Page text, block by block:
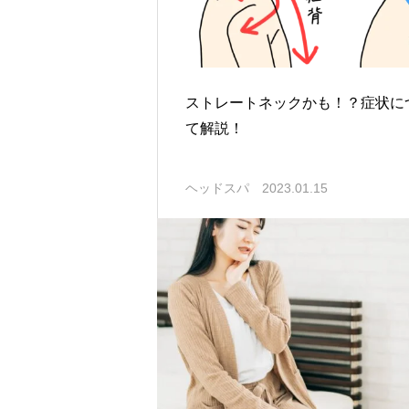
ストレートネックかも！？症状に
て解説！
ヘッドスパ 2023.01.15